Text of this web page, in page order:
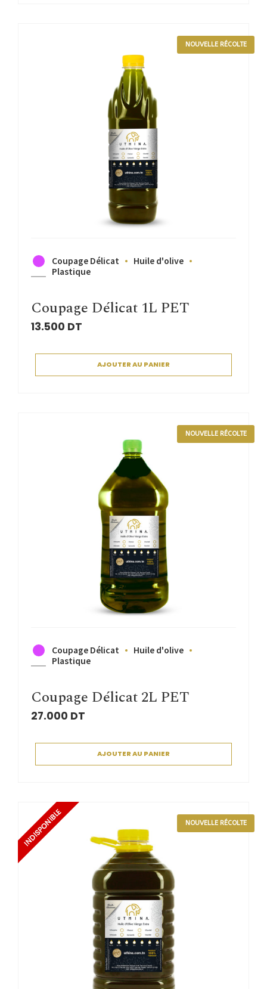
NOUVELLE RÉCOLTE
Coupage Délicat
Huile d'olive
Plastique
Coupage Délicat 1L PET
13.500 DT
AJOUTER AU PANIER
NOUVELLE RÉCOLTE
Coupage Délicat
Huile d'olive
Plastique
Coupage Délicat 2L PET
27.000 DT
AJOUTER AU PANIER
NOUVELLE RÉCOLTE